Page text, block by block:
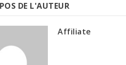
DE L'AUTEUR
Affiliate